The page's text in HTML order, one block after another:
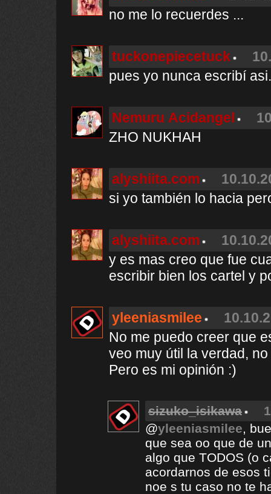
no me lo recuerdes ...
tuckonepiecetuck
pues yo nunca escribí
Nemuru Acidangel
ZHO NUKHAH
alyshiita.com
si yo también lo hacia
alyshiita.com
y es mas creo que fue
escribir bien los cartel y
yleeniasmilee
No me puedo creer que
veo muy útil la verdad,
Pero es mi opinión :)
sizuko_isikawa
@yleeniasmilee,
que sea oo que de
algo que TODOS (o
acordarnos de esos
noe s tu caso no te